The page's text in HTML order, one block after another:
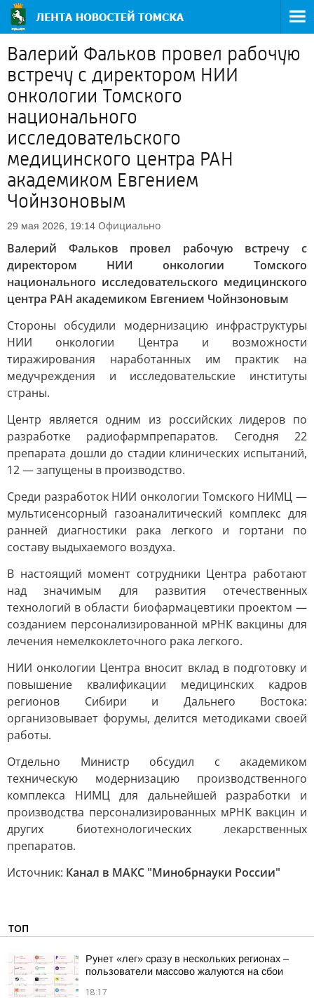
Валерий Фальков провел рабочую
встречу с директором НИИ
онкологии Томского
национального
исследовательского
медицинского центра РАН
академиком Евгением
Чойнзоновым
29 мая 2026, 19:14 Официально
Валерий Фальков провел рабочую встречу с
директором НИИ онкологии Томского
национального исследовательского медицинского
центра РАН академиком Евгением Чойнзоновым
Стороны обсудили модернизацию инфраструктуры
НИИ онкологии Центра и возможности
тиражирования наработанных им практик на
медучреждения и исследовательские институты
страны.
Центр является одним из российских лидеров по
разработке радиофармпрепаратов. Сегодня 22
препарата дошли до стадии клинических испытаний,
12 — запущены в производство.
Среди разработок НИИ онкологии Томского НИМЦ —
мультисенсорный газоаналитический комплекс для
ранней диагностики рака легкого и гортани по
составу выдыхаемого воздуха.
В настоящий момент сотрудники Центра работают
над значимым для развития отечественных
технологий в области биофармацевтики проектом —
созданием персонализированной мРНК вакцины для
лечения немелкоклеточного рака легкого.
НИИ онкологии Центра вносит вклад в подготовку и
повышение квалификации медицинских кадров
регионов Сибири и Дальнего Востока:
организовывает форумы, делится методиками своей
работы.
Отдельно Министр обсудил с академиком
техническую модернизацию производственного
комплекса НИМЦ для дальнейшей разработки и
производства персонализированных мРНК вакцин и
других биотехнологических лекарственных
препаратов.
Источник: Канал в МАКС "Минобрнауки России"
ТОП
Рунет «лег» сразу в нескольких регионах –
пользователи массово жалуются на сбои
18:17